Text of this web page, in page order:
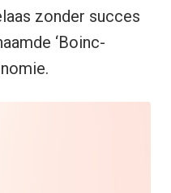
zonder succes
‘Boinc-